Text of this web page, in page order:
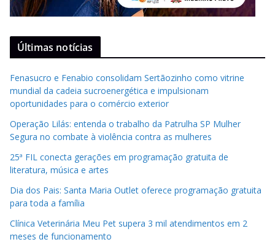
Últimas notícias
Fenasucro e Fenabio consolidam Sertãozinho como vitrine
mundial da cadeia sucroenergética e impulsionam
oportunidades para o comércio exterior
Operação Lilás: entenda o trabalho da Patrulha SP Mulher
Segura no combate à violência contra as mulheres
25ª FIL conecta gerações em programação gratuita de
literatura, música e artes
Dia dos Pais: Santa Maria Outlet oferece programação gratuita
para toda a família
Clínica Veterinária Meu Pet supera 3 mil atendimentos em 2
meses de funcionamento